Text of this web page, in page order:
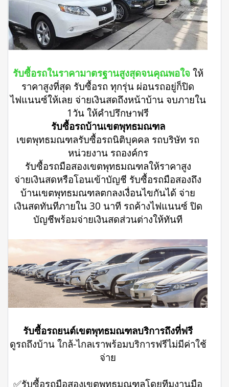
รับซื้อรถในราคามาตรฐานสูงสุดจนคุณพอใจ ให้
ราคาสูงที่สุด รับซื้อรถ ทุกรุ่น ผ่อนรถอยู่ก็ปิด
ไฟแนนซ์ให้เลย จ่ายเงินสดถึงหน้าบ้าน จบภายใน
1วัน ให้คำปรึกษาฟรี
รับซื้อรถบ้านเขตพุทธมณฑล
เขตพุทธมณฑลรับซื้อรถนิติบุคคล รถบริษัท รถ
หน่วยงาน รถองค์กร
รับซื้อรถมือสองเขตพุทธมณฑลให้ราคาสูง
จ่ายเงินสดหรือโอนเข้าบัญชี รับซื้อรถมือสองถึง
บ้านเขตพุทธมณฑลตกลงเงื่อนไขกันได้ จ่าย
เงินสดทันทีภายใน 30 นาที รถค้างไฟแนนซ์ ปิด
บัญชีพร้อมจ่ายเงินสดส่วนต่างให้ทันที
รับซื้อรถยนต์เขตพุทธมณฑลบริการถึงที่ฟรี
ดูรถถึงบ้าน ใกล้-ไกลเราพร้อมบริการฟรีไม่มีค่าใช้
จ่าย
✅รับซื้อรถมือสองเขตพุทธมณฑลโดยทีมงานมือ